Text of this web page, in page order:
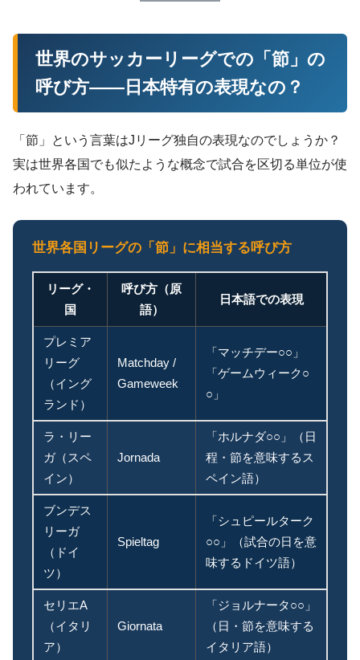
世界のサッカーリーグでの「節」の
呼び方——日本特有の表現なの？
「節」という言葉はJリーグ独自の表現なのでしょうか？
実は世界各国でも似たような概念で試合を区切る単位が使
われています。
世界各国リーグの「節」に相当する呼び方
リーグ・
国
呼び方（原
語）
日本語での表現
プレミア
リーグ
（イング
ランド）
Matchday /
Gameweek
「マッチデー○○」
「ゲームウィーク○
○」
ラ・リー
ガ（スペ
イン）
Jornada
「ホルナダ○○」（日
程・節を意味するス
ペイン語）
ブンデス
リーガ
（ドイ
ツ）
Spieltag
「シュピールターク
○○」（試合の日を意
味するドイツ語）
セリエA
（イタリ
ア）
Giornata
「ジョルナータ○○」
（日・節を意味する
イタリア語）